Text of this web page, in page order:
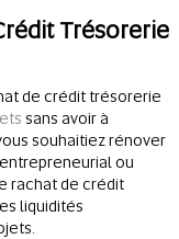
Trésorerie
de crédit trésorerie
sans avoir à
souhaitiez rénover
ou
rachat de crédit
liquidités